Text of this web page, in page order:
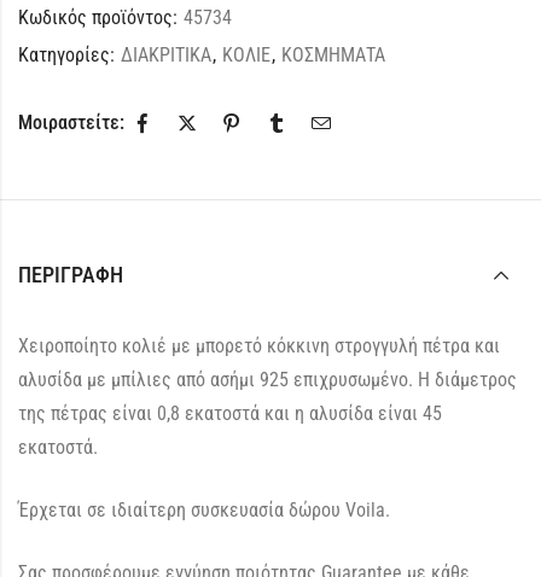
Κωδικός προϊόντος: 45734
Κατηγορίες: ΔΙΑΚΡΙΤΙΚΑ, ΚΟΛΙΕ, ΚΟΣΜΗΜΑΤΑ
Μοιραστείτε:
ΠΕΡΙΓΡΑΦΉ
Χειροποίητο κολιέ με μπορετό κόκκινη στρογγυλή πέτρα και
αλυσίδα με μπίλιες από ασήμι 925 επιχρυσωμένο. Η διάμετρος
της πέτρας είναι 0,8 εκατοστά και η αλυσίδα είναι 45
εκατοστά.
Έρχεται σε ιδιαίτερη συσκευασία δώρου Voila.